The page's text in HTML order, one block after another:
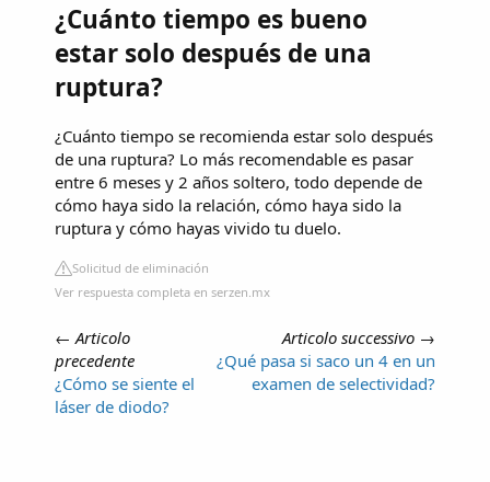
¿Cuánto tiempo es bueno
estar solo después de una
ruptura?
¿Cuánto tiempo se recomienda estar solo después
de una ruptura? Lo más recomendable es pasar
entre 6 meses y 2 años soltero, todo depende de
cómo haya sido la relación, cómo haya sido la
ruptura y cómo hayas vivido tu duelo.
Solicitud de eliminación
Ver respuesta completa en serzen.mx
← Articolo
precedente
¿Cómo se siente el
láser de diodo?
Articolo successivo →
¿Qué pasa si saco un 4 en un
examen de selectividad?